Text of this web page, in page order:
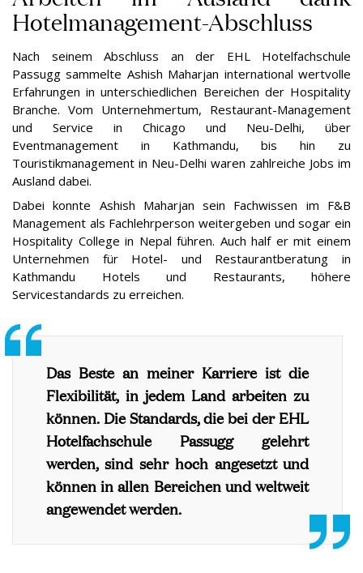
Hotelmanagement-Abschluss
Nach seinem Abschluss an der EHL Hotelfachschule
Passugg sammelte Ashish Maharjan international wertvolle
Erfahrungen in unterschiedlichen Bereichen der Hospitality
Branche. Vom Unternehmertum, Restaurant-Management
und Service in Chicago und Neu-Delhi, über
Eventmanagement in Kathmandu, bis hin zu
Touristikmanagement in Neu-Delhi waren zahlreiche Jobs im
Ausland dabei.
Dabei konnte Ashish Maharjan sein Fachwissen im F&B
Management als Fachlehrperson weitergeben und sogar ein
Hospitality College in Nepal führen. Auch half er mit einem
Unternehmen für Hotel- und Restaurantberatung in
Kathmandu Hotels und Restaurants, höhere
Servicestandards zu erreichen.
Das Beste an meiner Karriere ist die
Flexibilität, in jedem Land arbeiten zu
können. Die Standards, die bei der EHL
Hotelfachschule Passugg gelehrt
werden, sind sehr hoch angesetzt und
können in allen Bereichen und weltweit
angewendet werden.